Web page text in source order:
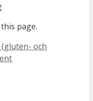
page.
och